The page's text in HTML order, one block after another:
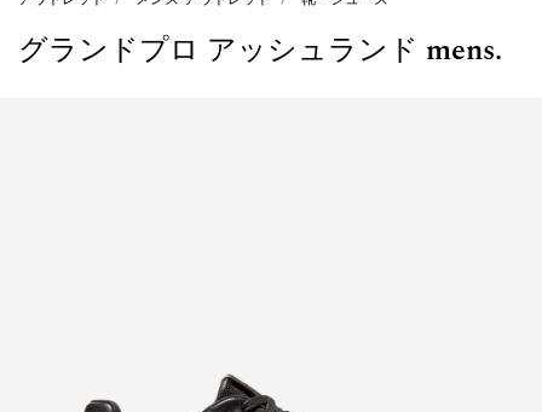
グランドプロ アッシュランド mens.